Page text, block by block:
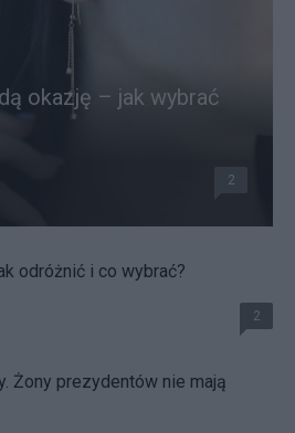
okazję – jak wybrać
2
odróżnić i co wybrać?
2
Żony prezydentów nie mają